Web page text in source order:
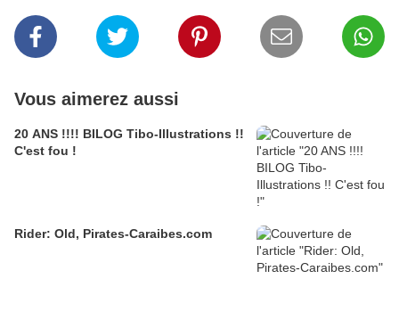
Vous aimerez aussi
20 ANS !!!! BILOG Tibo-Illustrations !!
C'est fou !
Rider: Old, Pirates-Caraibes.com